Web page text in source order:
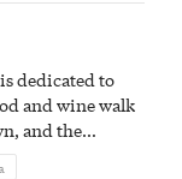
dedicated to
and wine walk
and the